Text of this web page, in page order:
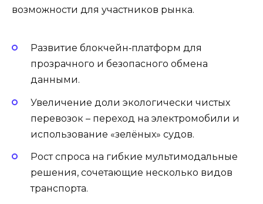
возможности для участников рынка.
Развитие блокчейн‑платформ для
прозрачного и безопасного обмена
данными.
Увеличение доли экологически чистых
перевозок – переход на электромобили и
использование «зелёных» судов.
Рост спроса на гибкие мультимодальные
решения, сочетающие несколько видов
транспорта.